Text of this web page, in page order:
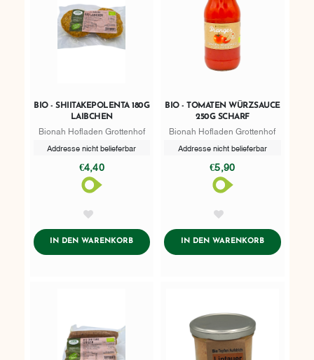
BIO - SHIITAKEPOLENTA 180G
LAIBCHEN
Bionah Hofladen Grottenhof
Addresse nicht belieferbar
€4,40
IN DEN WARENKORBADDTOCART
BIO - TOMATEN WÜRZSAUCE
250G SCHARF
Bionah Hofladen Grottenhof
Addresse nicht belieferbar
€5,90
IN DEN WARENKORBADDTOCART